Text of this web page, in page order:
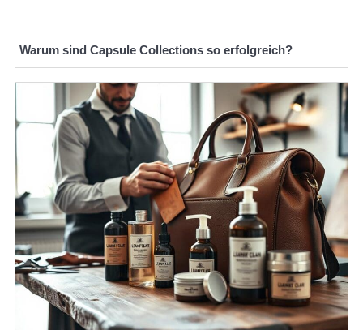
Warum sind Capsule Collections so erfolgreich?